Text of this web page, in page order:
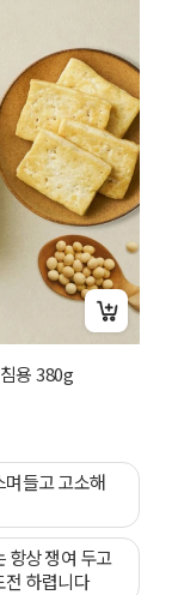
용 380g
며들고 고소해
항상 쟁여 두고
전 하렵니다